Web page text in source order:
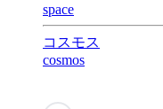
space
コスモス
cosmos